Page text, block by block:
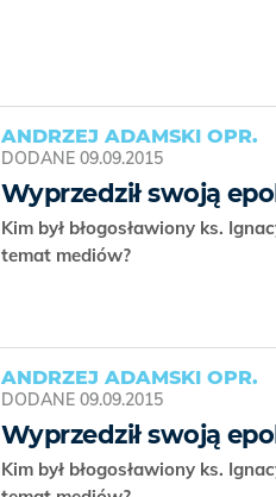
ANDRZEJ ADAMSKI OPR.
DODANE 09.09.2015
Wyprzedził swoją
Kim był błogosławiony ks.
temat mediów?
ANDRZEJ ADAMSKI OPR.
DODANE 09.09.2015
Wyprzedził swoją
Kim był błogosławiony ks.